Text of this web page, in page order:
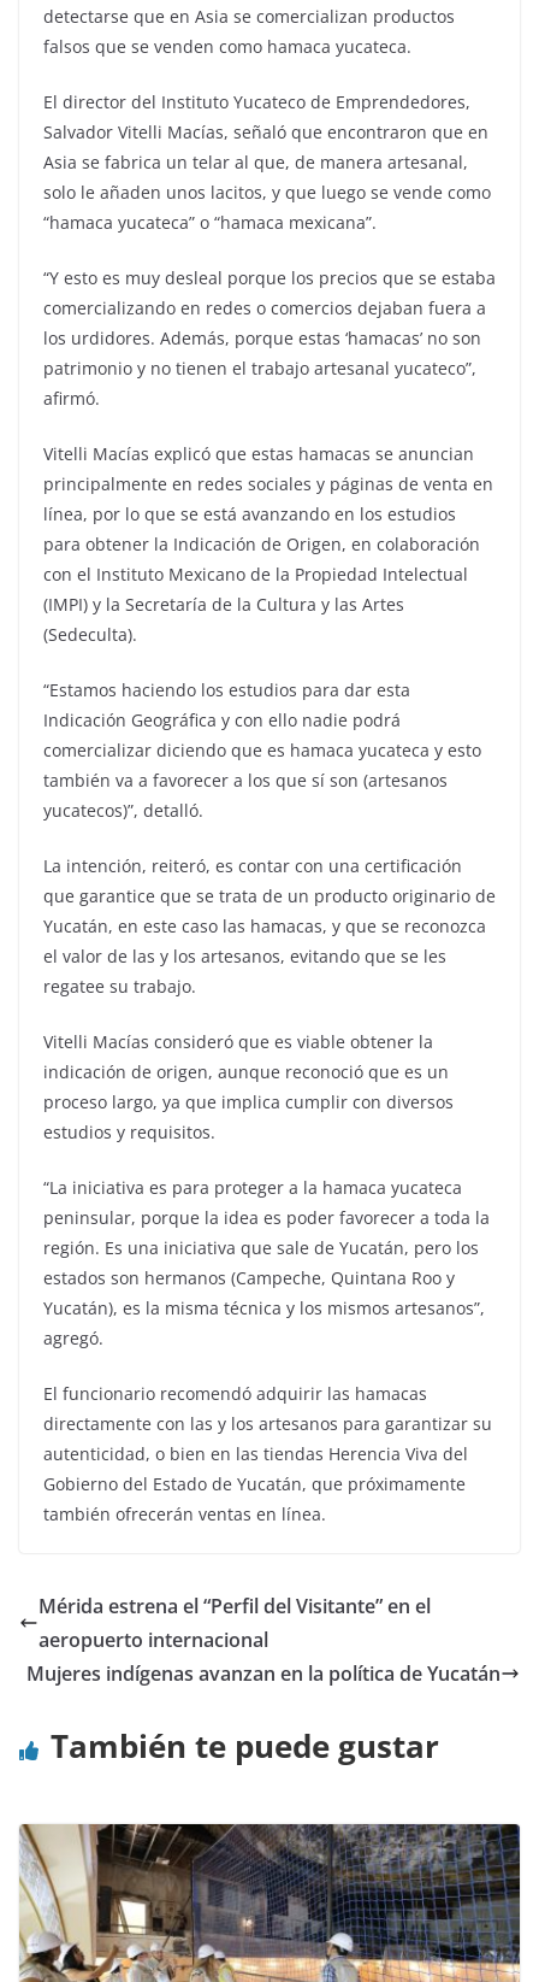
detectarse que en Asia se comercializan productos
falsos que se venden como hamaca yucateca.
El director del Instituto Yucateco de Emprendedores,
Salvador Vitelli Macías, señaló que encontraron que en
Asia se fabrica un telar al que, de manera artesanal,
solo le añaden unos lacitos, y que luego se vende como
“hamaca yucateca” o “hamaca mexicana”.
“Y esto es muy desleal porque los precios que se estaba
comercializando en redes o comercios dejaban fuera a
los urdidores. Además, porque estas ‘hamacas’ no son
patrimonio y no tienen el trabajo artesanal yucateco”,
afirmó.
Vitelli Macías explicó que estas hamacas se anuncian
principalmente en redes sociales y páginas de venta en
línea, por lo que se está avanzando en los estudios
para obtener la Indicación de Origen, en colaboración
con el Instituto Mexicano de la Propiedad Intelectual
(IMPI) y la Secretaría de la Cultura y las Artes
(Sedeculta).
“Estamos haciendo los estudios para dar esta
Indicación Geográfica y con ello nadie podrá
comercializar diciendo que es hamaca yucateca y esto
también va a favorecer a los que sí son (artesanos
yucatecos)”, detalló.
La intención, reiteró, es contar con una certificación
que garantice que se trata de un producto originario de
Yucatán, en este caso las hamacas, y que se reconozca
el valor de las y los artesanos, evitando que se les
regatee su trabajo.
Vitelli Macías consideró que es viable obtener la
indicación de origen, aunque reconoció que es un
proceso largo, ya que implica cumplir con diversos
estudios y requisitos.
“La iniciativa es para proteger a la hamaca yucateca
peninsular, porque la idea es poder favorecer a toda la
región. Es una iniciativa que sale de Yucatán, pero los
estados son hermanos (Campeche, Quintana Roo y
Yucatán), es la misma técnica y los mismos artesanos”,
agregó.
El funcionario recomendó adquirir las hamacas
directamente con las y los artesanos para garantizar su
autenticidad, o bien en las tiendas Herencia Viva del
Gobierno del Estado de Yucatán, que próximamente
también ofrecerán ventas en línea.
Mérida estrena el “Perfil del Visitante” en el
aeropuerto internacional
Mujeres indígenas avanzan en la política de Yucatán
También te puede gustar